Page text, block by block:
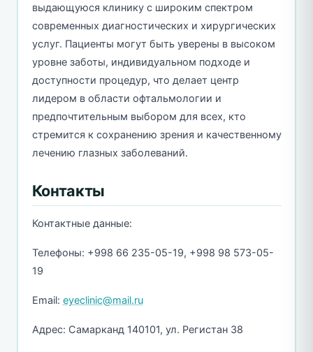
выдающуюся клинику с широким спектром
современных диагностических и хирургических
услуг. Пациенты могут быть уверены в высоком
уровне заботы, индивидуальном подходе и
доступности процедур, что делает центр
лидером в области офтальмологии и
предпочтительным выбором для всех, кто
стремится к сохранению зрения и качественному
лечению глазных заболеваний.
Контакты
Контактные данные:
Телефоны: +998 66 235-05-19, +998 98 573-05-
19
Email: eyeclinic@mail.ru
Адрес: Самарканд 140101, ул. Регистан 38